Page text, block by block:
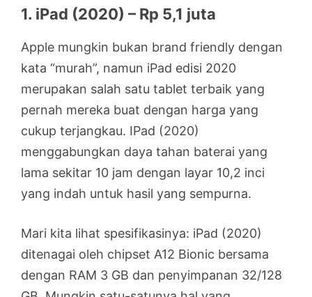
1. iPad (2020) – Rp 5,1 juta
Apple mungkin bukan brand friendly dengan
kata “murah”, namun iPad edisi 2020
merupakan salah satu tablet terbaik yang
pernah mereka buat dengan harga yang
cukup terjangkau. IPad (2020)
menggabungkan daya tahan baterai yang
lama sekitar 10 jam dengan layar 10,2 inci
yang indah untuk hasil yang sempurna.
Mari kita lihat spesifikasinya: iPad (2020)
ditenagai oleh chipset A12 Bionic bersama
dengan RAM 3 GB dan penyimpanan 32/128